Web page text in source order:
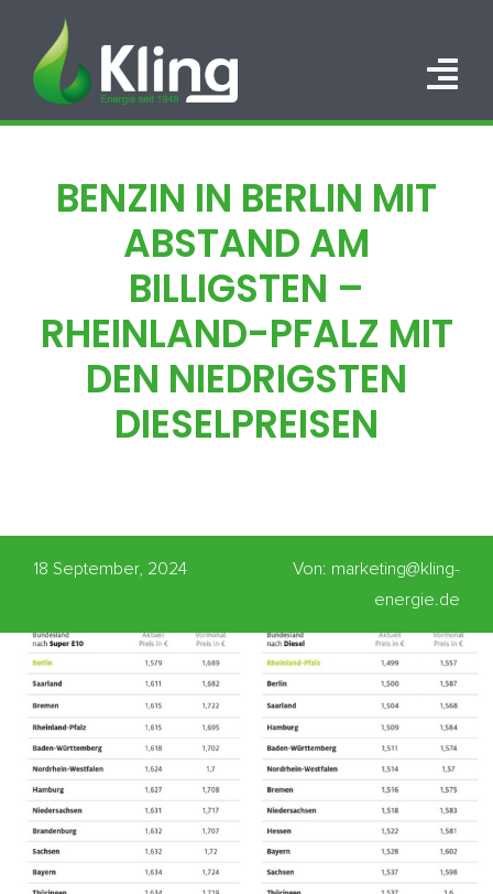
springen
PORTFOLIO
KARRIERE
KONTAKT
BENZIN IN BERLIN MIT
ABSTAND AM
BILLIGSTEN –
RHEINLAND-PFALZ MIT
DEN NIEDRIGSTEN
DIESELPREISEN
18 September, 2024
Von: marketing@kling-
energie.de